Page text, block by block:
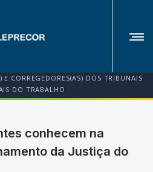
E CORREGEDORES(AS) DOS TRIBUNAIS
DO TRABALHO
conhecem na
da Justiça do